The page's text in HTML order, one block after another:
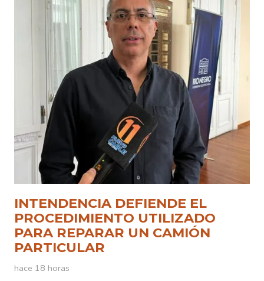
INTENDENCIA DEFIENDE EL
PROCEDIMIENTO UTILIZADO
PARA REPARAR UN CAMIÓN
PARTICULAR
hace 18 horas